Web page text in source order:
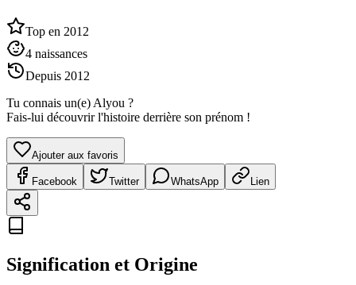
Top en 2012
4 naissances
Depuis 2012
Tu connais un(e) Alyou ?
Fais-lui découvrir l'histoire derrière son prénom !
Ajouter aux favoris
Facebook Twitter WhatsApp Lien
Signification et Origine